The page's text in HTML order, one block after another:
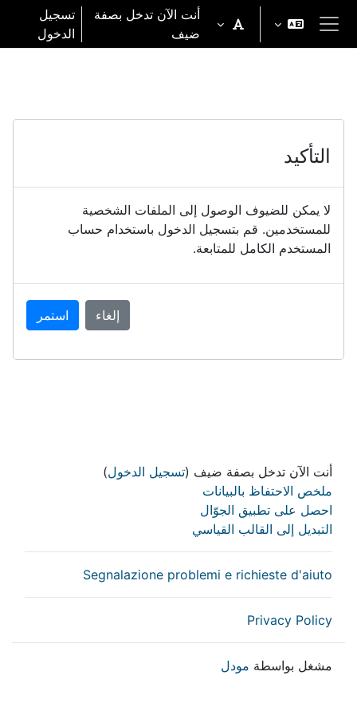
تخطى إلى المحتوى الرئيسي
واجهة جانبية
أنت الآن تدخل بصفة
ضيف
تسجيل
الدخول
التأكيد
لا يمكن للضيوف الوصول إلى الملفات الشخصية
للمستخدمين. قم بتسجيل الدخول باستخدام حساب
المستخدم الكامل للمتابعة.
إلغاء استمر
أنت الآن تدخل بصفة ضيف (تسجيل الدخول)
ملخص الاحتفاظ بالبيانات
احصل على تطبيق الجوّال
التبديل إلى القالب القياسي
Segnalazione problemi e richieste d'aiuto
Privacy Policy
مشغل بواسطة مودل